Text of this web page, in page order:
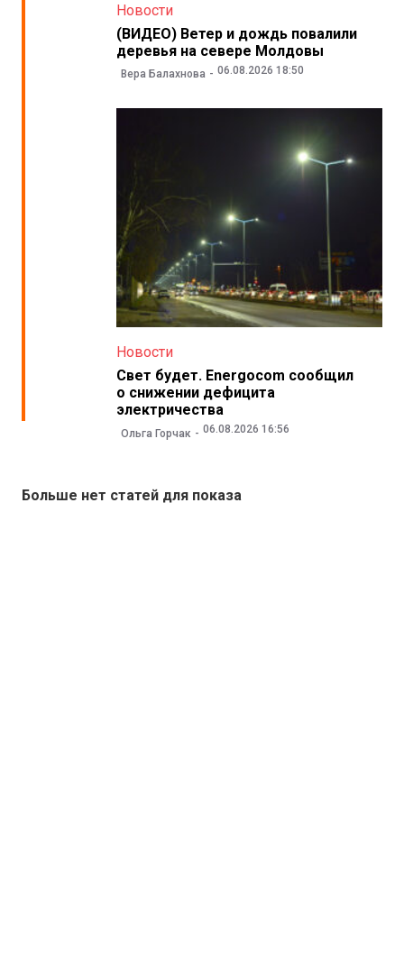
Новости
(ВИДЕО) Ветер и дождь повалили
деревья на севере Молдовы
Вера Балахнова 06.08.2026 18:50
Новости
Свет будет. Energocom сообщил
о снижении дефицита
электричества
Ольга Горчак 06.08.2026 16:56
Больше нет статей для показа